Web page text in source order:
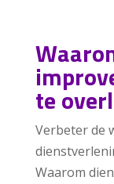
te
Verbeter de
Waarom